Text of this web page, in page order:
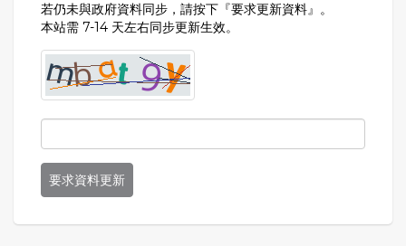
若仍未與政府資料同步，請按下『要求更新資料』。
本站需 7-14 天左右同步更新生效。
要求資料更新